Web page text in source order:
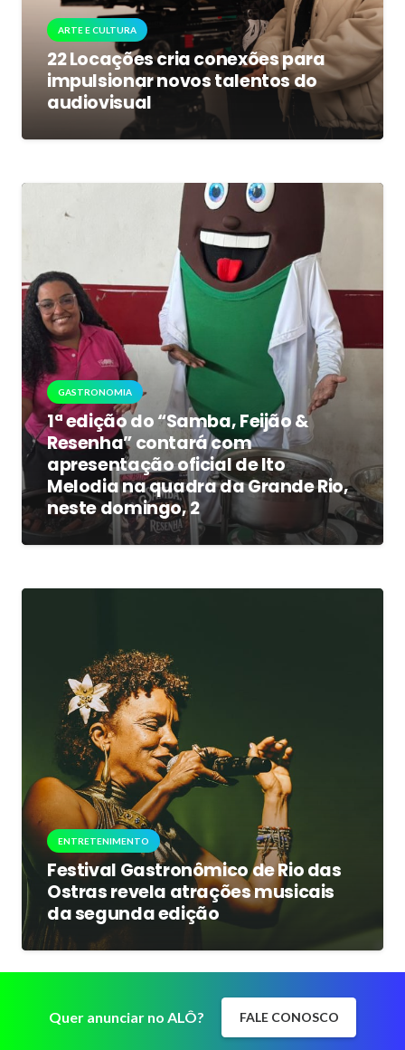
ARTE E CULTURA
22 Locações cria conexões para
impulsionar novos talentos do
audiovisual
GASTRONOMIA
1ª edição do “Samba, Feijão &
Resenha” contará com
apresentação oficial de Ito
Melodia na quadra da Grande Rio,
neste domingo, 2
ENTRETENIMENTO
Festival Gastronômico de Rio das
Ostras revela atrações musicais
da segunda edição
Quer anunciar no ALÔ? FALE CONOSCO